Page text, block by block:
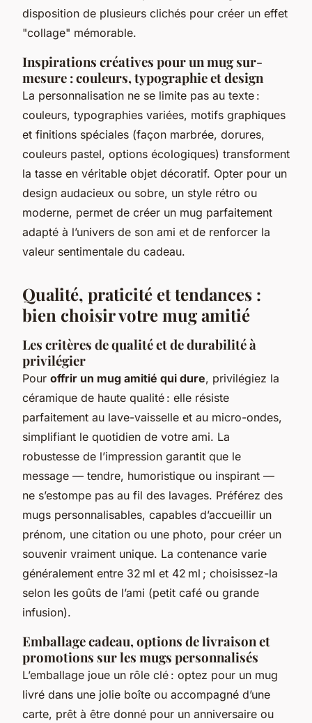
disposition de plusieurs clichés pour créer un effet
"collage" mémorable.
Inspirations créatives pour un mug sur-
mesure : couleurs, typographie et design
La personnalisation ne se limite pas au texte :
couleurs, typographies variées, motifs graphiques
et finitions spéciales (façon marbrée, dorures,
couleurs pastel, options écologiques) transforment
la tasse en véritable objet décoratif. Opter pour un
design audacieux ou sobre, un style rétro ou
moderne, permet de créer un mug parfaitement
adapté à l’univers de son ami et de renforcer la
valeur sentimentale du cadeau.
Qualité, praticité et tendances :
bien choisir votre mug amitié
Les critères de qualité et de durabilité à
privilégier
Pour offrir un mug amitié qui dure, privilégiez la
céramique de haute qualité : elle résiste
parfaitement au lave-vaisselle et au micro-ondes,
simplifiant le quotidien de votre ami. La
robustesse de l’impression garantit que le
message — tendre, humoristique ou inspirant —
ne s’estompe pas au fil des lavages. Préférez des
mugs personnalisables, capables d’accueillir un
prénom, une citation ou une photo, pour créer un
souvenir vraiment unique. La contenance varie
généralement entre 32 ml et 42 ml ; choisissez-la
selon les goûts de l’ami (petit café ou grande
infusion).
Emballage cadeau, options de livraison et
promotions sur les mugs personnalisés
L’emballage joue un rôle clé : optez pour un mug
livré dans une jolie boîte ou accompagné d’une
carte, prêt à être donné pour un anniversaire ou